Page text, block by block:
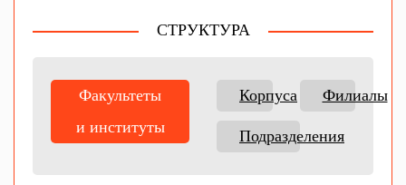
СТРУКТУРА
Факультеты
и институты
Корпуса Филиалы
Подразделения